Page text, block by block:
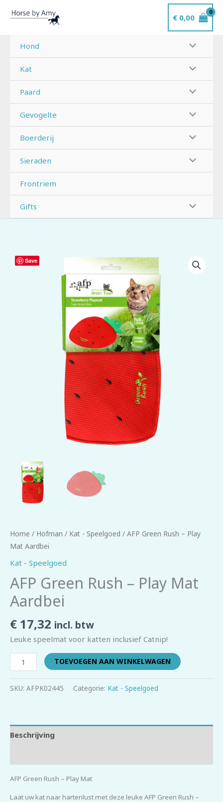
naar
inhoud
€0,00
Hond
Kat
Paard
Gevogelte
Boerderij
Sieraden
Frontriem
Gifts
Save
Home / Hofman / Kat - Speelgoed / AFP Green Rush – Play
Mat Aardbei
Kat - Speelgoed
AFP Green Rush – Play Mat
Aardbei
€ 17,32 incl. btw
Leuke speelmat voor katten inclusief Catnip!
AFP
Green
TOEVOEGEN AAN WINKELWAGEN
SKU: AFPK02445 Categorie: Kat - Speelgoed
Beschrijving
AFP Green Rush – Play Mat
Laat uw kat naar hartenlust met deze leuke AFP Green Rush –